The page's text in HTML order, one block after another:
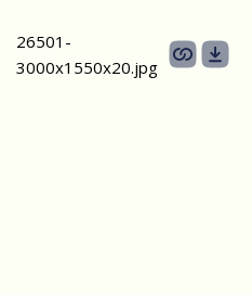
26501-
3000х1550х20.jpg